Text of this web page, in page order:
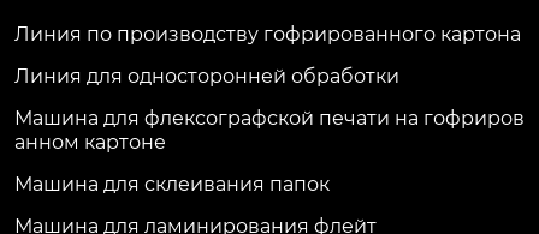
Линия по производству гофрированного картона
Линия для односторонней обработки
Машина для флексографской печати на гофриров
анном картоне
Машина для склеивания папок
Машина для ламинирования флейт